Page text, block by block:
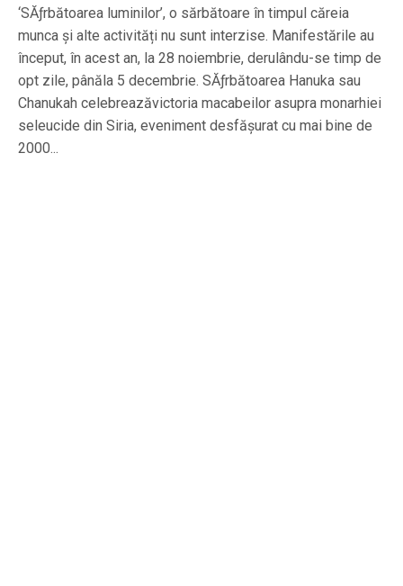
‘SĂƒrbătoarea luminilor’, o sărbătoare în timpul căreia
munca și alte activități nu sunt interzise. Manifestările au
început, în acest an, la 28 noiembrie, derulându-se timp de
opt zile, pânăla 5 decembrie. SĂƒrbătoarea Hanuka sau
Chanukah celebreazăvictoria macabeilor asupra monarhiei
seleucide din Siria, eveniment desfășurat cu mai bine de
2000...